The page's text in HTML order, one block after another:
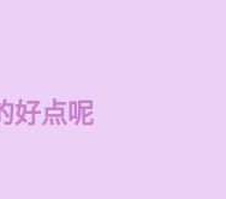
好点呢